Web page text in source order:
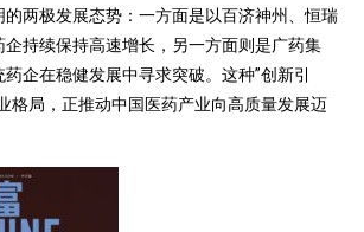
的两极发展态势：一方面是以百济神州、恒瑞
企持续保持高速增长，另一方面则是广药集
企在稳健发展中寻求突破。这种”创新引
格局，正推动中国医药产业向高质量发展迈